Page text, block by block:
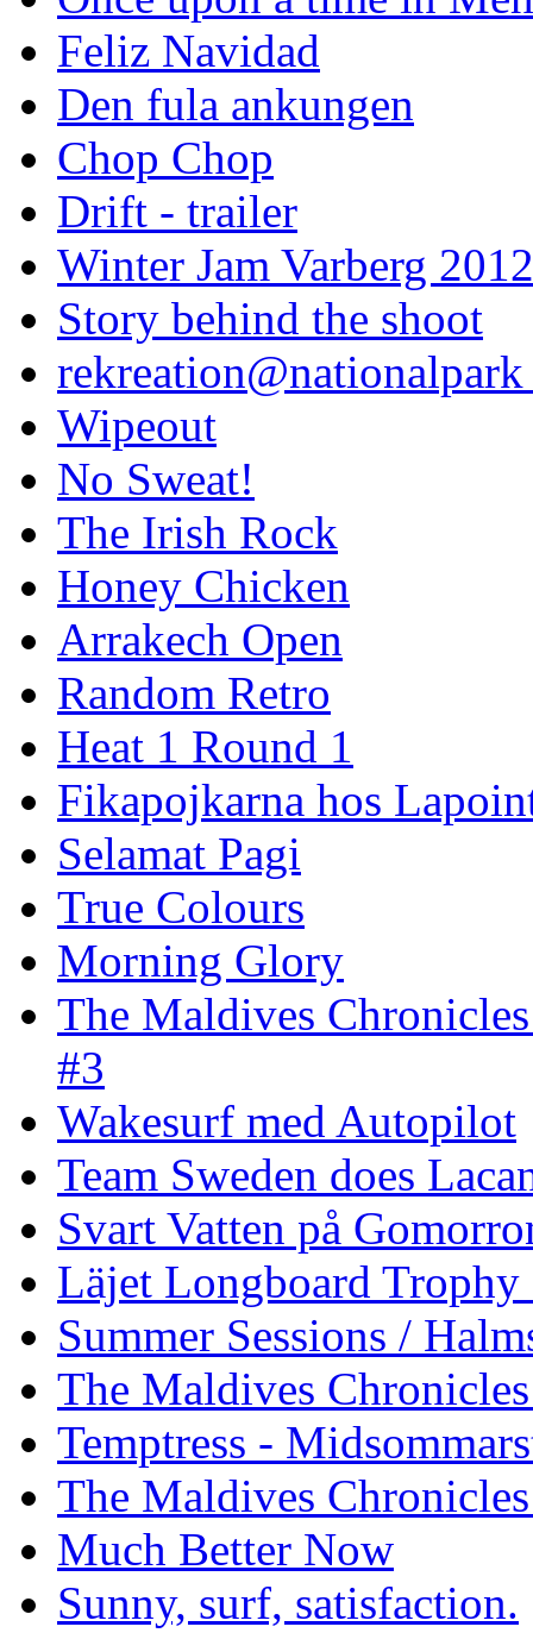
Feliz Navidad
Den fula ankungen
Chop Chop
Drift - trailer
Winter Jam Varberg 2012
Story behind the shoot
rekreation@nationalpark
Wipeout
No Sweat!
The Irish Rock
Honey Chicken
Arrakech Open
Random Retro
Heat 1 Round 1
Fikapojkarna hos
Selamat Pagi
True Colours
Morning Glory
The Maldives
#3
Wakesurf med Autopilot
Team Sweden does
Svart Vatten på
Läjet Longboard
Summer Sessions /
The Maldives
Temptress -
The Maldives
Much Better Now
Sunny, surf, satisfaction.